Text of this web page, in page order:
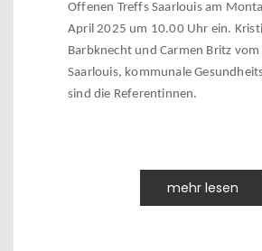
Offenen Treffs Saarlouis am
April 2025 um 10.00 Uhr ein.
Barbknecht und Carmen Britz vom
Saarlouis, kommunale
sind die Referentinnen.
mehr lesen